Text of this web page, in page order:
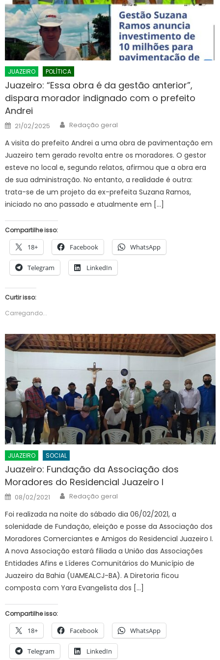
JUAZEIRO POLÍTICA
Juazeiro: “Essa obra é da gestão anterior”,
dispara morador indignado com o prefeito
Andrei
Posted
on
21/02/2025 Author
Redação geral
A visita do prefeito Andrei a uma obra de pavimentação em
Juazeiro tem gerado revolta entre os moradores. O gestor
esteve no local e, segundo relatos, afirmou que a obra era
de sua administração. No entanto, a realidade é outra:
trata-se de um projeto da ex-prefeita Suzana Ramos,
iniciado no ano passado e atualmente em […]
Compartilhe isso:
18+ Facebook WhatsApp
Telegram LinkedIn
Curtir isso:
Carregando...
JUAZEIRO SOCIAL
Juazeiro: Fundação da Associação dos
Moradores do Residencial Juazeiro I
Posted
on
08/02/2021 Author
Redação geral
Foi realizada na noite do sábado dia 06/02/2021, a
solenidade de Fundação, eleição e posse da Associação dos
Moradores Comerciantes e Amigos do Residencial Juazeiro I.
A nova Associação estará filiada a União das Associações
Entidades Afins e Líderes Comunitários do Município de
Juazeiro da Bahia (UAMEALCJ-BA). A Diretoria ficou
composta com Yara Evangelista dos […]
Compartilhe isso:
18+ Facebook WhatsApp
Telegram LinkedIn